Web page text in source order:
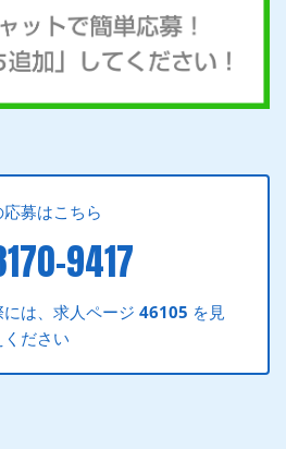
募はこちら
9417
には、求人ページ46105 を見
ださい